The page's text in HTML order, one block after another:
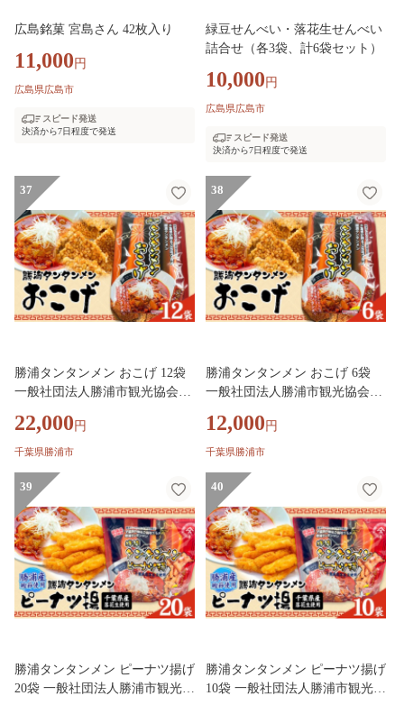
広島銘菓 宮島さん 42枚入り
11,000 円
広島県広島市
スピード発送
決済から7日程度で発送
緑豆せんべい・落花生せんべい
詰合せ（各3袋、計6袋セット）
10,000 円
広島県広島市
スピード発送
決済から7日程度で発送
37
勝浦タンタンメン おこげ 12袋
一般社団法人勝浦市観光協会
除く)》千葉県 勝浦市 お菓子 お
つまみ 担々麺【配送不可地域あ
22,000 円
千葉県勝浦市
38
勝浦タンタンメン おこげ 6袋
一般社団法人勝浦市観光協会
除く)》千葉県 勝浦市 お菓子 お
つまみ 担々麺【配送不可地域あ
12,000 円
千葉県勝浦市
39
勝浦タンタンメン ピーナツ揚げ
20袋 一般社団法人勝浦市観光協
40
勝浦タンタンメン ピーナツ揚げ
10袋 一般社団法人勝浦市観光協